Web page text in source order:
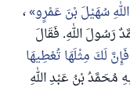
سُهَيْلَ بْنَ عَمْرٍو ،
رَسُولَ اللهِ. فَقَالَ
لَكَ مِثْلَهَا تُعْطِيهَا
مُحَمَّدُ بْنُ عَبْدِ اللهِ